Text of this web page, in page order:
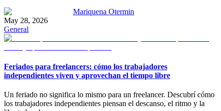
Mariquena Otermin
May 28, 2026
General
Feriados para freelancers: cómo los trabajadores
independientes viven y aprovechan el tiempo libre
Un feriado no significa lo mismo para un freelancer. Descubrí cómo
los trabajadores independientes piensan el descanso, el ritmo y la